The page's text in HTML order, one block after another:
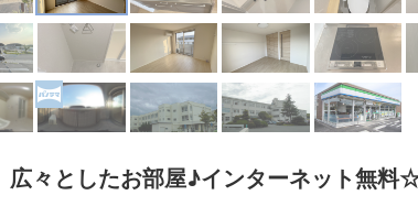
広々としたお部屋♪インターネット無料